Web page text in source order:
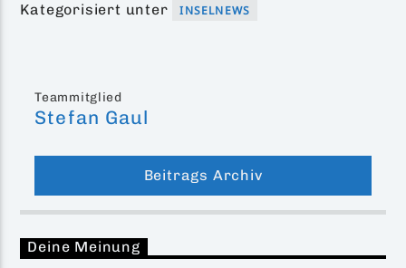
Kategorisiert unter INSELNEWS
Teammitglied
Stefan Gaul
Beitrags Archiv
Deine Meinung